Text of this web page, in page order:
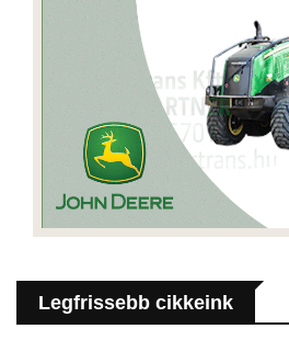
Legfrissebb cikkeink